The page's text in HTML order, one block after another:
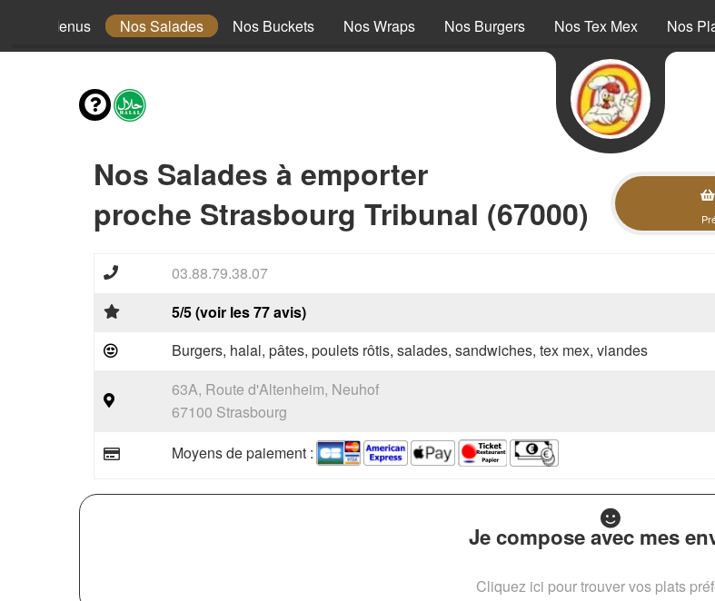
Nos Menus Nos Salades Nos Buckets Nos Wraps Nos Burgers Nos Tex Mex Nos
Nos Salades à emporter
proche Strasbourg Tribunal (67000)
03.88.79.38.07
5/5 (voir les 77 avis)
Burgers, halal, pâtes, poulets rôtis, salades, sandwiches, tex mex, viandes
63A, Route d'Altenheim, Neuhof
67100 Strasbourg
Moyens de paiement :
Je compose avec mes
Cliquez ici pour trouver vos plats